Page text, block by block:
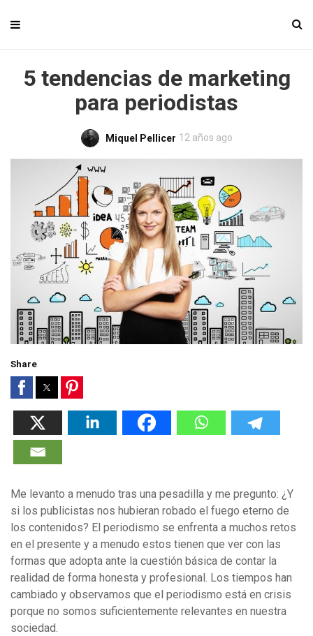
5 tendencias de marketing
para periodistas
Miquel Pellicer 12 años ago
Share
Me levanto a menudo tras una pesadilla y me pregunto: ¿Y
si los publicistas nos hubieran robado el fuego eterno de
los contenidos? El periodismo se enfrenta a muchos retos
en el presente y a menudo estos tienen que ver con las
formas que adopta ante la cuestión básica de contar la
realidad de forma honesta y profesional. Los tiempos han
cambiado y observamos que el periodismo está en crisis
porque no somos suficientemente relevantes en nuestra
sociedad.